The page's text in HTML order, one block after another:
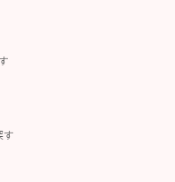
す